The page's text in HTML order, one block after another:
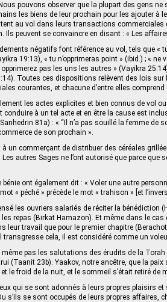
Nous pouvons observer que la plupart des gens
les biens de leur prochain pour les ajouter à
au vol dans leurs transactions commerciales
Ils peuvent se convaincre en disant : « Les
négatifs font référence au vol, tels que «
19:13), « tu n’opprimeras point » (ibid.) ; «
pas les uns les autres » (Vayikra
Toutes ces dispositions relèvent des lois sur
courantes, et chacune d’entre elles
les actes explicites et bien connus de vol
conduire à un tel acte et en être la cause est
81a) : « “Il n’a pas souillé la femme de
de son prochain ».
à un commerçant de distribuer des céréales
autres Sages ne l’ont autorisé que parce que
bénie ont également dit : « Voler une autre
« péché » précède le mot « trahison » [et
les ouvriers salariés de réciter la bénédiction
repas (Birkat Hamazon). Et même dans le
leur travail que pour le premier chapitre
transgresse cela, il est considéré comme un
pas les salutations des érudits de la Torah
(Taanit 23b). Yaakov, notre ancêtre, que la
le froid de la nuit, et le sommeil s’était retiré de
qui se sont adonnés à leurs propres plaisirs
s’ils se sont occupés de leurs propres affaires,